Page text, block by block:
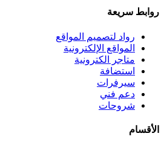
روابط سريعة
رواد لتصميم المواقع
المواقع الإلكترونية
متاجر الكترونية
استضافة
سيرفرات
دعم فني
شروحات
الأقسام